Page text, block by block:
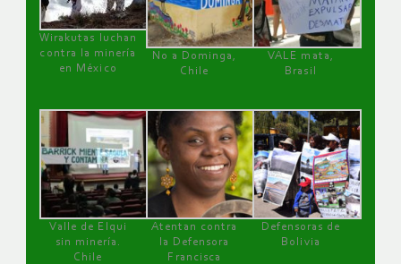
Wirakutas luchan
contra la minería
en México
No a Dominga,
Chile
VALE mata,
Brasil
Valle de Elqui
sin minería.
Chile
Atentan contra
la Defensora
Francisca
Defensoras de
Bolivia